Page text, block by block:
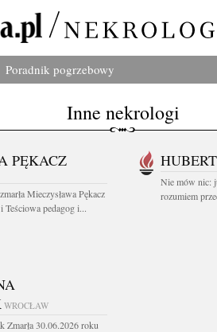
Poradnik pogrzebowy
Inne nekrologi
PĘKACZ
Mieczysława Pękacz
Teściowa pedagog i...
Nie mów nic:
rozumiem
WROCŁAW
Zmarła 30.06.2026 roku